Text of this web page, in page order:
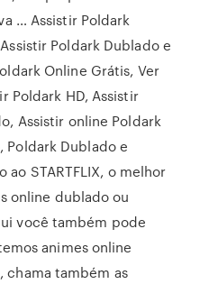
… Assistir Poldark
Poldark Dublado e
Online Grátis, Ver
Poldark HD, Assistir
Assistir online Poldark
Dublado e
STARTFLIX, o melhor
online dublado ou
você também pode
animes online
também as